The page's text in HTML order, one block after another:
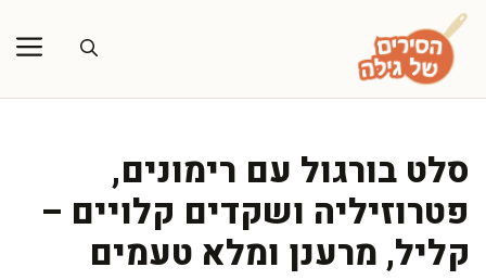
לדלג
לתוכן
סלט בורגול עם רימונים,
פטרוזיליה ושקדים קלויים –
קליל, מרענן ומלא טעמים